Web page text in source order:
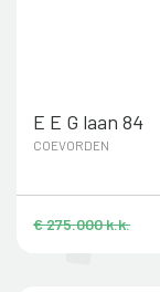
E E G laan 84
COEVORDEN
€ 275.000 k.k.